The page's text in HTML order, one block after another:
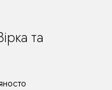
та